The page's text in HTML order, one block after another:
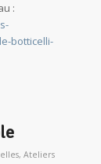
:
botticelli-
, Ateliers